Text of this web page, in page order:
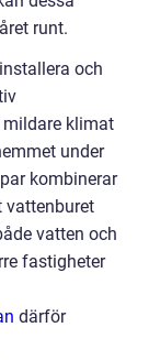
runt.
och
klimat
under
kombinerar
vattenburet
vatten och
fastigheter
därför